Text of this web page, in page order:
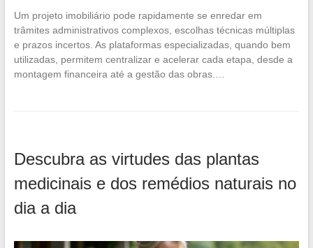
Um projeto imobiliário pode rapidamente se enredar em
trâmites administrativos complexos, escolhas técnicas múltiplas
e prazos incertos. As plataformas especializadas, quando bem
utilizadas, permitem centralizar e acelerar cada etapa, desde a
montagem financeira até a gestão das obras.…
Descubra as virtudes das plantas
medicinais e dos remédios naturais no
dia a dia